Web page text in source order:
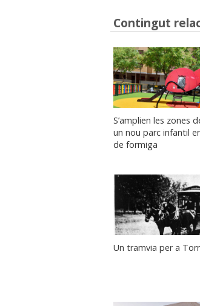
Contingut
S’amplien les zones
un nou parc infantil
de formiga
Un tramvia per a